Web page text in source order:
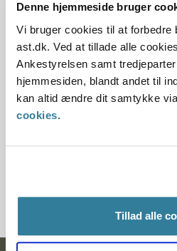
Denne hjemmeside bruger
Vi bruger cookies til at forbedre
ast.dk. Ved at tillade alle
Ankestyrelsen samt
hjemmesiden, blandt andet til
kan altid ændre dit samtykke via
cookies.
Tillad alle
Denne principafgørelse er
september 2017, da den er
principafgørelse 68-17
Paragraf
§ 82 § 46 § 46a § 17 § 18h